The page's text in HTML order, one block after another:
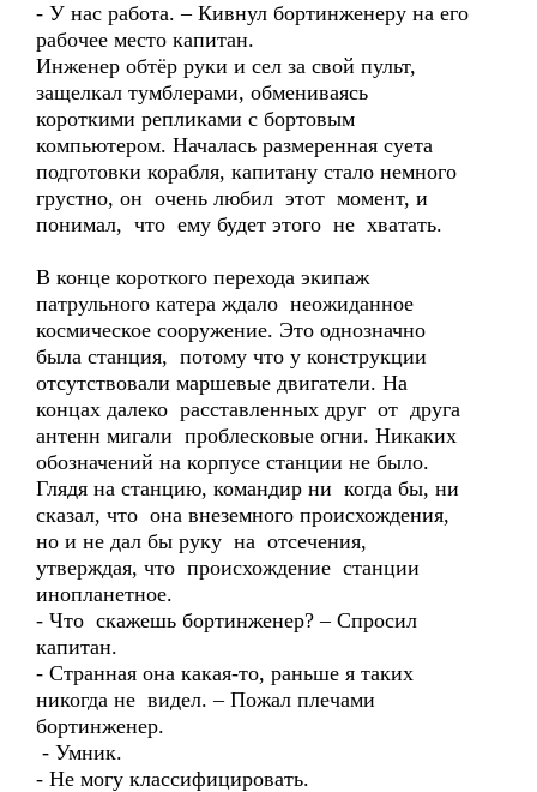
- У нас работа. – Кивнул бортинженеру на его
рабочее место капитан.
Инженер обтёр руки и сел за свой пульт,
защелкал тумблерами, обмениваясь
короткими репликами с бортовым
компьютером. Началась размеренная суета
подготовки корабля, капитану стало немного
грустно, он очень любил этот момент, и
понимал, что ему будет этого не хватать.
В конце короткого перехода экипаж
патрульного катера ждало неожиданное
космическое сооружение. Это однозначно
была станция, потому что у конструкции
отсутствовали маршевые двигатели. На
концах далеко расставленных друг от друга
антенн мигали проблесковые огни. Никаких
обозначений на корпусе станции не было.
Глядя на станцию, командир ни когда бы, ни
сказал, что она внеземного происхождения,
но и не дал бы руку на отсечения,
утверждая, что происхождение станции
инопланетное.
- Что скажешь бортинженер? – Спросил
капитан.
- Странная она какая-то, раньше я таких
никогда не видел. – Пожал плечами
бортинженер.
- Умник.
- Не могу классифицировать.